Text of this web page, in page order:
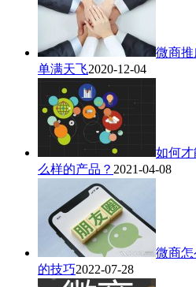
微商
单满天飞2020-12-04
如何
么样的产品？ 2021-04-08
微商
的技巧2022-07-28